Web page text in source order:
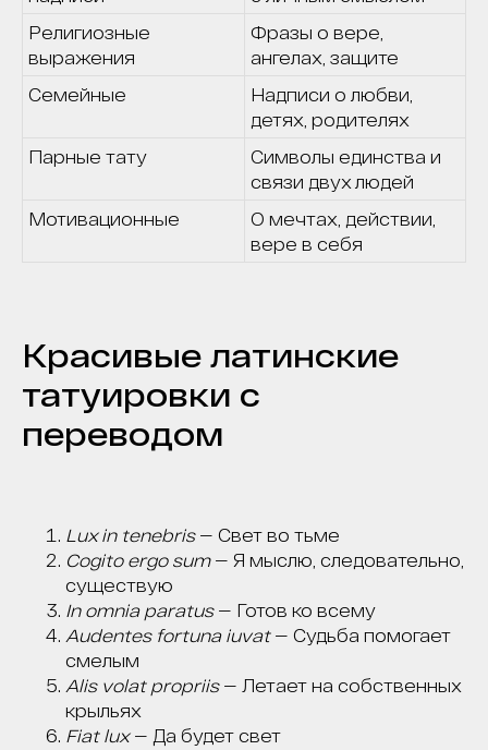
Религиозные
выражения
Фразы о вере,
ангелах, защите
Семейные
Надписи о любви,
детях, родителях
Парные тату
Символы единства и
связи двух людей
Мотивационные
О мечтах, действии,
вере в себя
Красивые латинские
татуировки с
переводом
Lux in tenebris— Свет во тьме
Cogito ergo sum— Я мыслю, следовательно,
существую
In omnia paratus— Готов ко всему
Audentes fortuna iuvat— Судьба помогает
смелым
Alis volat propriis— Летает на собственных
крыльях
Fiat lux— Да будет свет
ПРАВИЛЬНО И